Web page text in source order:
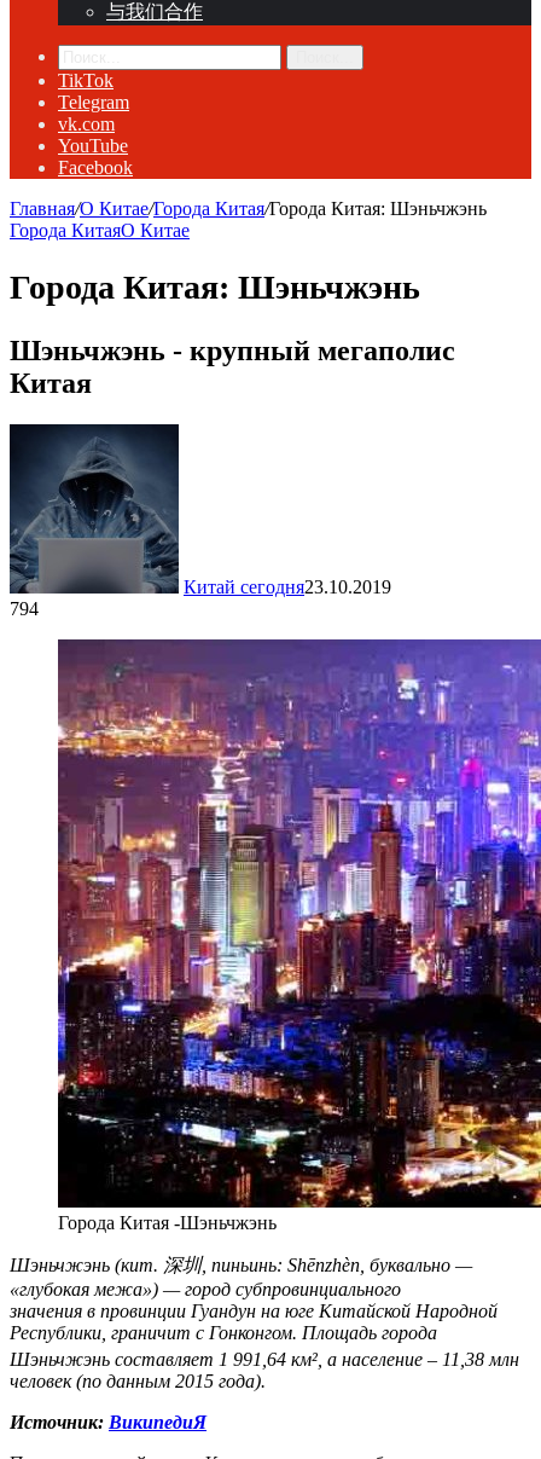
与我们合作
TikTok
Telegram
vk.com
YouTube
Facebook
Главная/О Китае/Города Китая/Города Китая: Шэньчжэнь
Города КитаяО Китае
Города Китая: Шэньчжэнь
Шэньчжэнь - крупный мегаполис
Китая
Китай сегодня23.10.2019
794
Города Китая -Шэньчжэнь
Шэньчжэнь (кит. 深圳, пиньинь: Shēnzhèn, буквально —
«глубокая межа») — город субпровинциального
значения в провинции Гуандун на юге Китайской Народной
Республики, граничит с Гонконгом. Площадь города
Шэньчжэнь составляет 1 991,64 км², а население – 11,38 млн
человек (по данным 2015 года).
Источник: ВикипедиЯ